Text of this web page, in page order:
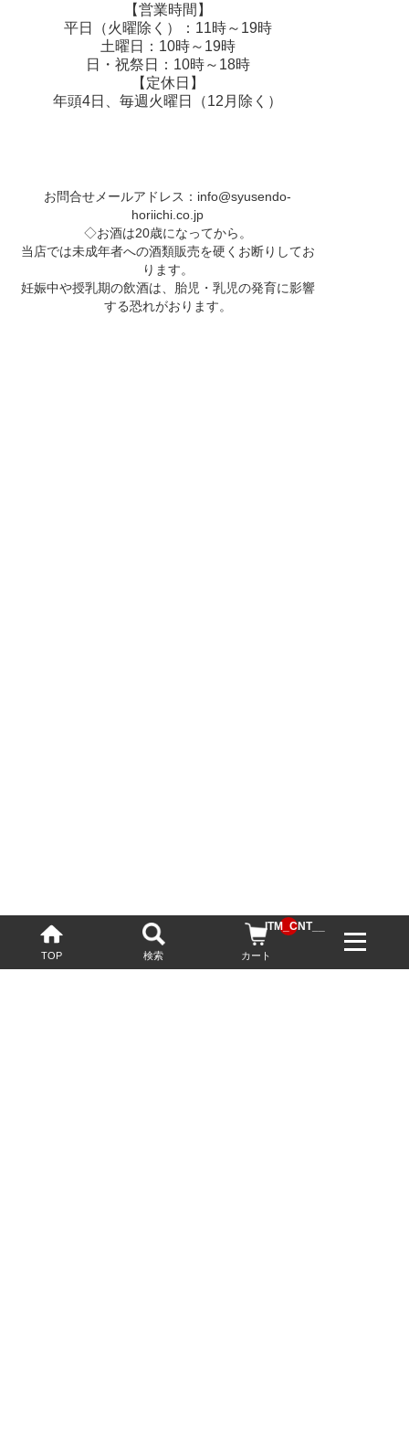
TOP 検索 カート
__ITM_CNT__
【営業時間】
平日（火曜除く）：11時～19時
土曜日：10時～19時
日・祝祭日：10時～18時
【定休日】
年頭4日、毎週火曜日（12月除く）
お問合せメールアドレス： info@syusendo-
horiichi.co.jp
◇お酒は20歳になってから。
当店では未成年者への酒類販売を硬くお断りしてお
ります。
妊娠中や授乳期の飲酒は、胎児・乳児の発育に影響
する恐れがおります。